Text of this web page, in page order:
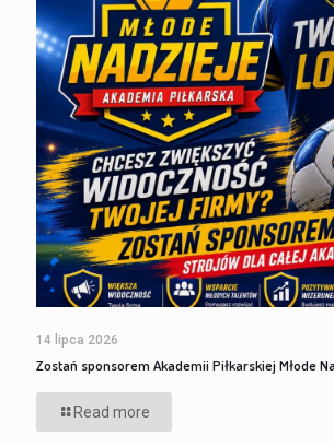
14 lipca 2026
Zostań sponsorem Akademii Piłkarskiej Młode
Read more